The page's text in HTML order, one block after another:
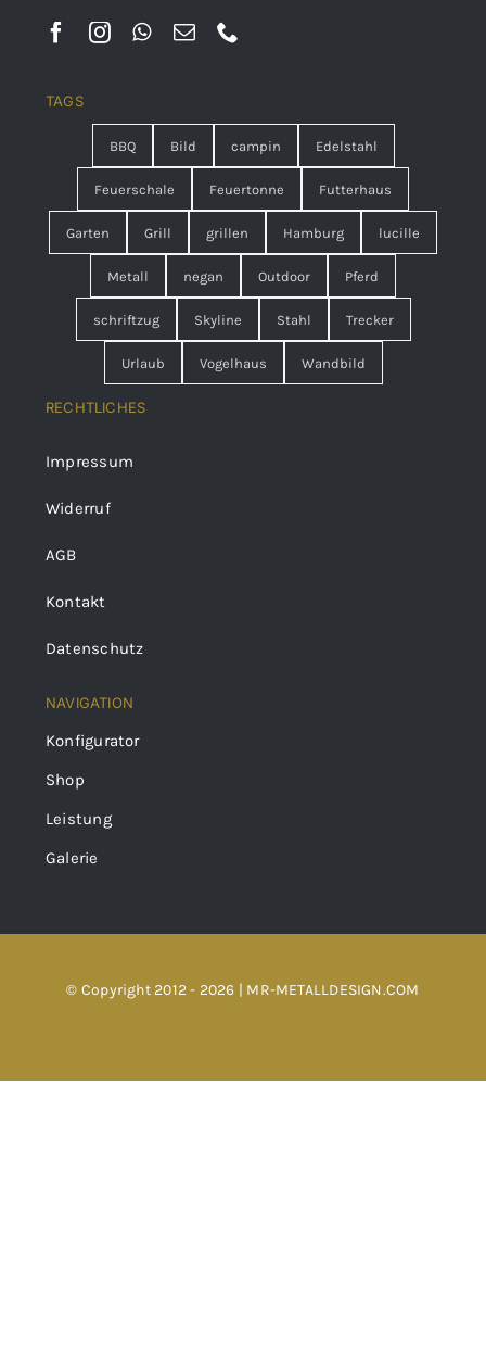
TAGS
BBQ Bild campin Edelstahl
Feuerschale Feuertonne Futterhaus
Garten Grill grillen Hamburg lucille
Metall negan Outdoor Pferd
schriftzug Skyline Stahl Trecker
Urlaub Vogelhaus Wandbild
RECHTLICHES
Impressum
Widerruf
AGB
Kontakt
Datenschutz
NAVIGATION
Konfigurator
Shop
Leistung
Galerie
© Copyright 2012 - 2026 | MR-METALLDESIGN.COM